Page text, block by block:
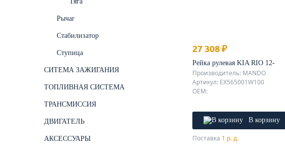
Рычаг
Стабилизатор
Ступица
СИТЕМА ЗАЖИГАНИЯ
ТОПЛИВНАЯ СИСТЕМА
ТРАНСМИССИЯ
ДВИГАТЕЛЬ
АКСЕССУАРЫ
27 308 ₽
Рейка рулевая KIA RIO 12-
Производитель: MANDO
Артикул: EX565001W100
OEM:
В корзину
Поставка 1 р. д.